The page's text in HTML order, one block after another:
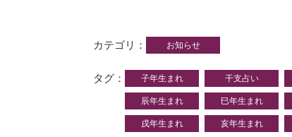
カテゴリ お知らせ
タグ 子年生まれ 干支占い
辰年生まれ 巳年生まれ
戌年生まれ 亥年生まれ